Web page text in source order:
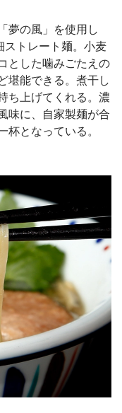
夢の風」を使用し
ストレート麺。小麦
とした噛みごたえの
堪能できる。煮干し
ち上げてくれる。濃
味に、自家製麺が合
杯となっている。